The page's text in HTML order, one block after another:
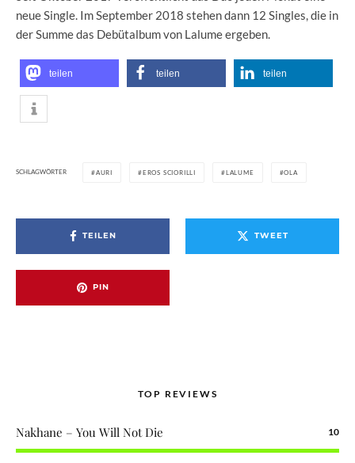
neue Single. Im September 2018 stehen dann 12 Singles, die in
der Summe das Debütalbum von Lalume ergeben.
teilen teilen teilen
SCHLAGWÖRTER AURI EROS SCIORILLI LALUME OLA
TEILEN TWEET
PIN
TOP REVIEWS
Nakhane – You Will Not Die 10